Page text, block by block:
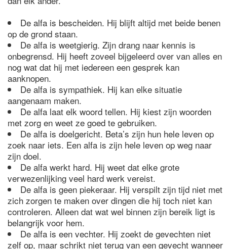
De alfa is bescheiden. Hij blijft altijd met beide benen
op de grond staan.
De alfa is weetgierig. Zijn drang naar kennis is
onbegrensd. Hij heeft zoveel bijgeleerd over van alles en
nog wat dat hij met iedereen een gesprek kan
aanknopen.
De alfa is sympathiek. Hij kan elke situatie
aangenaam maken.
De alfa laat elk woord tellen. Hij kiest zijn woorden
met zorg en weet ze goed te gebruiken.
De alfa is doelgericht. Beta’s zijn hun hele leven op
zoek naar iets. Een alfa is zijn hele leven op weg naar
zijn doel.
De alfa werkt hard. Hij weet dat elke grote
verwezenlijking veel hard werk vereist.
De alfa is geen piekeraar. Hij verspilt zijn tijd niet met
zich zorgen te maken over dingen die hij toch niet kan
controleren. Alleen dat wat wel binnen zijn bereik ligt is
belangrijk voor hem.
De alfa is een vechter. Hij zoekt de gevechten niet
zelf op, maar schrikt niet terug van een gevecht wanneer